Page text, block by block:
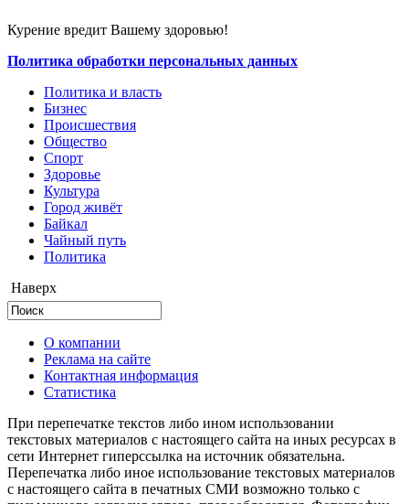
Курение вредит Вашему здоровью!
Политика обработки персональных данных
Политика и власть
Бизнес
Происшествия
Общество
Cпорт
Здоровье
Культура
Город живёт
Байкал
Чайный путь
Политика
Наверх
О компании
Реклама на сайте
Контактная информация
Статистика
При перепечатке текстов либо ином использовании
текстовых материалов с настоящего сайта на иных ресурсах в
сети Интернет гиперссылка на источник обязательна.
Перепечатка либо иное использование текстовых материалов
с настоящего сайта в печатных СМИ возможно только с